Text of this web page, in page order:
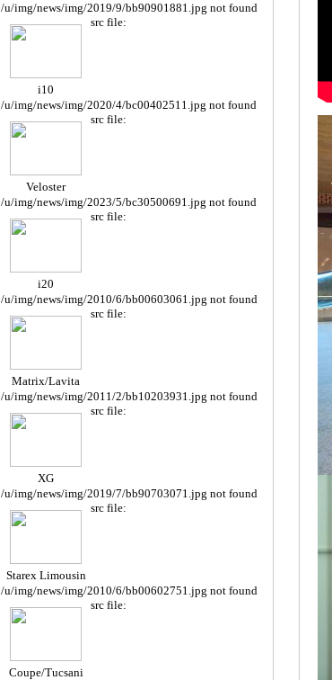
/u/img/news/img/2019/9/bb90901881.jpg not found
i10
src file:
/u/img/news/img/2020/4/bc00402511.jpg not found
Veloster
src file:
/u/img/news/img/2023/5/bc30500691.jpg not found
i20
src file:
/u/img/news/img/2010/6/bb00603061.jpg not found
Matrix/Lavita
src file:
/u/img/news/img/2011/2/bb10203931.jpg not found
XG
src file:
/u/img/news/img/2019/7/bb90703071.jpg not found
Starex Limousin
e
src file:
/u/img/news/img/2010/6/bb00602751.jpg not found
Coupe/Tucsani
src file: